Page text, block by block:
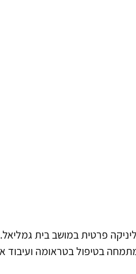
בטיפול בטראומה